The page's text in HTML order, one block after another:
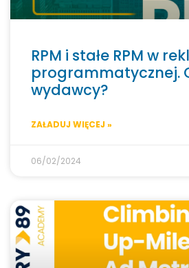
RPM i stałe RPM w
programmatycznej.
wydawcy?
ZAŁADUJ WIĘCEJ »
06/02/2024